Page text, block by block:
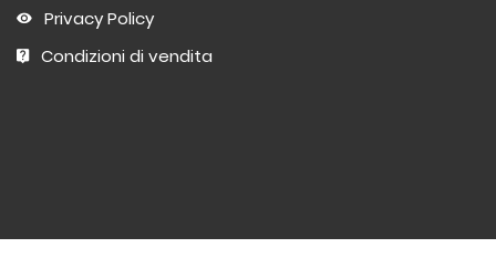
Privacy Policy
Condizioni di vendita